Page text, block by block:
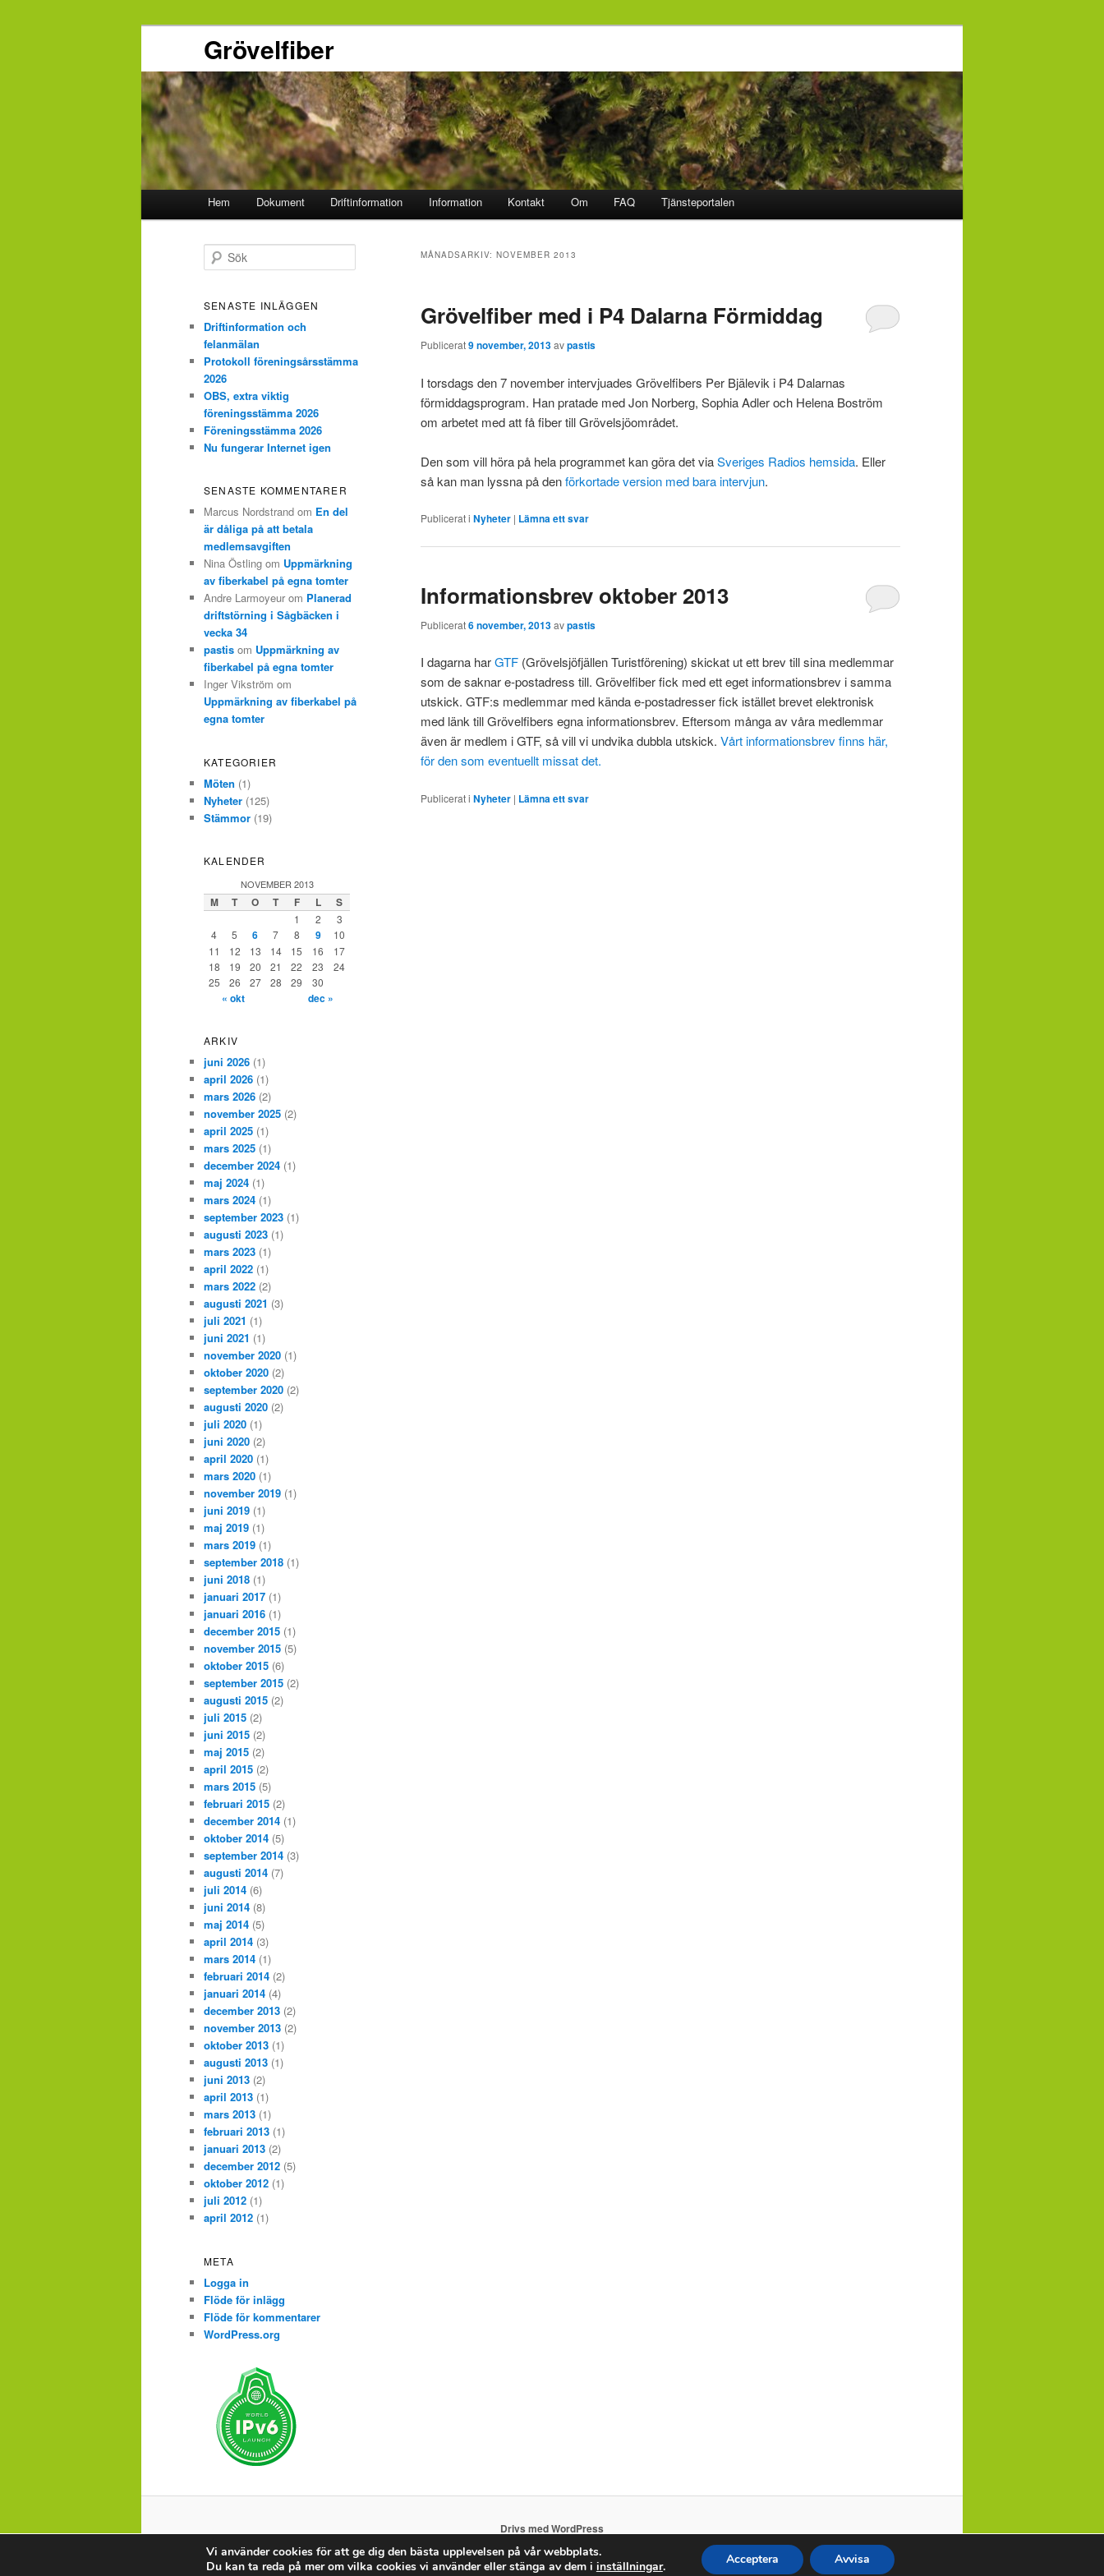
Grövelfiber
Huvudmeny
Hoppa
till
innehåll
Hoppa
till
innehåll
Hem Dokument Driftinformation Information Kontakt Om FAQ Tjänsteportalen
MÅNADSARKIV: NOVEMBER 2013
Grövelfiber med i P4 Dalarna Förmiddag
Publicerat9 november, 2013avpastis
I torsdags den 7 november intervjuades Grövelfibers Per Bjälevik i P4 Dalarnas
förmiddagsprogram. Han pratade med Jon Norberg, Sophia Adler och Helena Boström
om arbetet med att få fiber till Grövelsjöområdet.
Den som vill höra på hela programmet kan göra det viaSveriges Radios hemsida. Eller
så kan man lyssna på denförkortade version med bara intervjun.
Publicerat i Nyheter | Lämna ett svar
Informationsbrev oktober 2013
Publicerat6 november, 2013avpastis
I dagarna harGTF (Grövelsjöfjällen Turistförening) skickat ut ett brev till sina medlemmar
som de saknar e-postadress till. Grövelfiber fick med ett eget informationsbrev i samma
utskick. GTF:s medlemmar med kända e-postadresser fick istället brevet elektronisk
med länk till Grövelfibers egna informationsbrev. Eftersom många av våra medlemmar
även är medlem i GTF, så vill vi undvika dubbla utskick. Vårt informationsbrev finns här,
för den som eventuellt missat det.
Publicerat i Nyheter | Lämna ett svar
ö
SENASTE INLÄGGEN
Driftinformation och
felanmälan
Protokoll föreningsårsstämma
2026
OBS, extra viktig
föreningsstämma 2026
Föreningsstämma 2026
Nu fungerar Internet igen
SENASTE KOMMENTARER
Marcus Nordstrand om En del
är dåliga på att betala
medlemsavgiften
Nina Östling om Uppmärkning
av fiberkabel på egna tomter
Andre Larmoyeur om Planerad
driftstörning i Sågbäcken i
vecka 34
pastis om Uppmärkning av
fiberkabel på egna tomter
Inger Vikström om
Uppmärkning av fiberkabel på
egna tomter
KATEGORIER
Möten (1)
Nyheter (125)
Stämmor (19)
KALENDER
NOVEMBER 2013
M T O T F L S
1 2
3
4
5 6 7 8 9
10
11
12 13 14 15 16
17
18
19 20 21 22 23
24
25
26 27 28 29 30
« okt dec »
ARKIV
juni 2026 (1)
april 2026 (1)
mars 2026 (2)
november 2025 (2)
april 2025 (1)
mars 2025 (1)
december 2024 (1)
maj 2024 (1)
mars 2024 (1)
september 2023 (1)
augusti 2023 (1)
mars 2023 (1)
april 2022 (1)
mars 2022 (2)
augusti 2021 (3)
juli 2021 (1)
juni 2021 (1)
november 2020 (1)
oktober 2020 (2)
september 2020 (2)
augusti 2020 (2)
juli 2020 (1)
juni 2020 (2)
april 2020 (1)
mars 2020 (1)
november 2019 (1)
juni 2019 (1)
maj 2019 (1)
mars 2019 (1)
september 2018 (1)
juni 2018 (1)
januari 2017 (1)
januari 2016 (1)
december 2015 (1)
november 2015 (5)
oktober 2015 (6)
september 2015 (2)
augusti 2015 (2)
juli 2015 (2)
juni 2015 (2)
maj 2015 (2)
april 2015 (2)
mars 2015 (5)
februari 2015 (2)
december 2014 (1)
oktober 2014 (5)
september 2014 (3)
augusti 2014 (7)
juli 2014 (6)
juni 2014 (8)
maj 2014 (5)
april 2014 (3)
mars 2014 (1)
februari 2014 (2)
januari 2014 (4)
december 2013 (2)
november 2013 (2)
oktober 2013 (1)
augusti 2013 (1)
juni 2013 (2)
april 2013 (1)
mars 2013 (1)
februari 2013 (1)
januari 2013 (2)
december 2012 (5)
oktober 2012 (1)
juli 2012 (1)
april 2012 (1)
META
Logga in
Flöde för inlägg
Flöde för kommentarer
WordPress.org
Drivs med WordPress
Vi använder cookies för att ge dig den bästa upplevelsen på vår webbplats.
Du kan ta reda på mer om vilka cookies vi använder eller stänga av dem i inställningar. Acceptera Avvisa